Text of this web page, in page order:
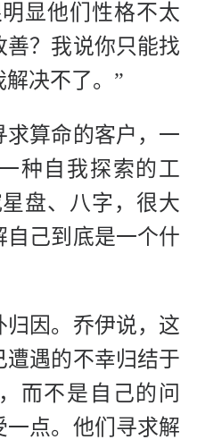
显他们性格不太
善？我说你只能找
决不了。”
求算命的客户，一
种自我探索的工
盘、八字，很大
己到底是一个什
归因。乔伊说，这
遭遇的不幸归结于
而不是自己的问
一点。他们寻求解